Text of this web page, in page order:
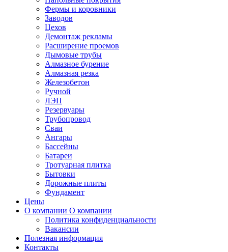
Фермы и коровники
Заводов
Цехов
Демонтаж рекламы
Расширение проемов
Дымовые трубы
Алмазное бурение
Алмазная резка
Железобетон
Ручной
ЛЭП
Резервуары
Трубопровод
Сваи
Ангары
Бассейны
Батареи
Тротуарная плитка
Бытовки
Дорожные плиты
Фундамент
Цены
О компании О компании
Политика конфиденциальности
Вакансии
Полезная информация
Контакты